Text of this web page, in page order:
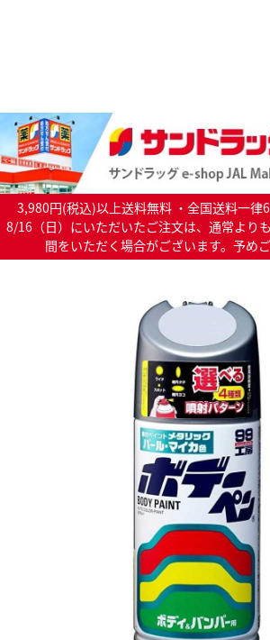
3,980円(税込)以上送料無料 ・全国送料一律
8/16（日）にいただいたご注文は、通常より
間をいただく場合がございます。予め